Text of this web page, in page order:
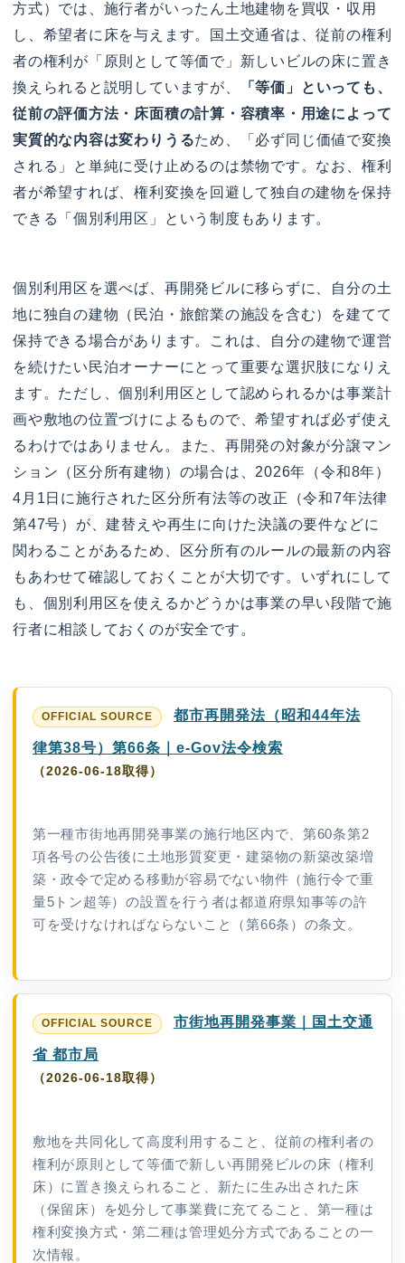
方式）では、施行者がいったん土地建物を買収・収用
し、希望者に床を与えます。国土交通省は、従前の権利
者の権利が「原則として等価で」新しいビルの床に置き
換えられると説明していますが、
「等価」といっても、
従前の評価方法・床面積の計算・容積率・用途によって
実質的な内容は変わりうるため、「必ず同じ価値で変換
される」と単純に受け止めるのは禁物です。なお、権利
者が希望すれば、権利変換を回避して独自の建物を保持
できる「個別利用区」という制度もあります。
個別利用区を選べば、再開発ビルに移らずに、自分の土
地に独自の建物（民泊・旅館業の施設を含む）を建てて
保持できる場合があります。これは、自分の建物で運営
を続けたい民泊オーナーにとって重要な選択肢になりえ
ます。ただし、個別利用区として認められるかは事業計
画や敷地の位置づけによるもので、希望すれば必ず使え
るわけではありません。また、再開発の対象が分譲マン
ション（区分所有建物）の場合は、2026年（令和8年）
4月1日に施行された区分所有法等の改正（令和7年法律
第47号）が、建替えや再生に向けた決議の要件などに
関わることがあるため、区分所有のルールの最新の内容
もあわせて確認しておくことが大切です。いずれにして
も、個別利用区を使えるかどうかは事業の早い段階で施
行者に相談しておくのが安全です。
都市再開発法（昭和44年法
律第38号）第66条｜e-Gov法令検索
（2026-06-18取得）
第一種市街地再開発事業の施行地区内で、第60条第2
項各号の公告後に土地形質変更・建築物の新築改築増
築・政令で定める移動が容易でない物件（施行令で重
量5トン超等）の設置を行う者は都道府県知事等の許
可を受けなければならないこと（第66条）の条文。
市街地再開発事業｜国土交通
省 都市局
（2026-06-18取得）
敷地を共同化して高度利用すること、従前の権利者の
権利が原則として等価で新しい再開発ビルの床（権利
床）に置き換えられること、新たに生み出された床
（保留床）を処分して事業費に充てること、第一種は
権利変換方式・第二種は管理処分方式であることの一
次情報。